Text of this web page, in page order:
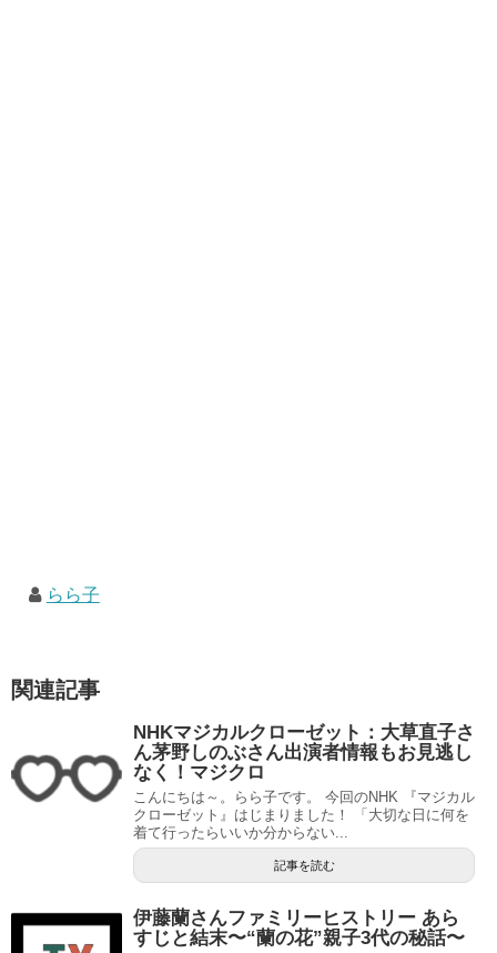
らら子
関連記事
NHKマジカルクローゼット：大草直子さ
ん茅野しのぶさん出演者情報もお見逃し
なく！マジクロ
こんにちは～。らら子です。 今回のNHK 『マジカル
クローゼット』はじまりました！ 「大切な日に何を
着て行ったらいいか分からない...
記事を読む
伊藤蘭さんファミリーヒストリー あら
すじと結末〜“蘭の花”親子3代の秘話〜